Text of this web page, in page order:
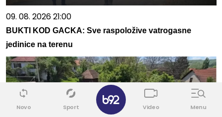
09. 08. 2026 21:00
BUKTI KOD GACKA: Sve raspoložive vatrogasne
jedinice na terenu
Novo Sport Video Menu
✕